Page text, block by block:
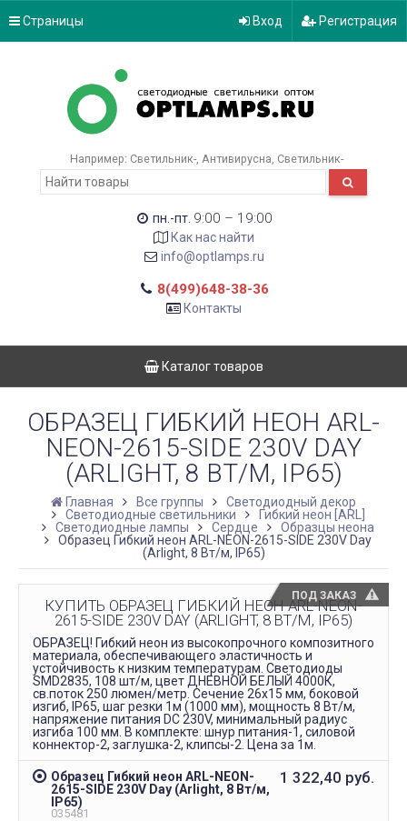
Страницы Вход Регистрация
Например: Светильник- Антивирусна Светильник-
пн.-пт. 9:00 – 19:00
Как нас найти
info@optlamps.ru
8(499)648-38-36
Контакты
Каталог товаров
ОБРАЗЕЦ ГИБКИЙ НЕОН ARL-
NEON-2615-SIDE 230V DAY
(ARLIGHT, 8 ВТ/М, IP65)
Главная Все группы
Светодиодный декор
Светодиодные светильники
Гибкий неон [ARL]
Светодиодные лампы
Сердце
Образцы неона
Образец Гибкий неон ARL-NEON-2615-SIDE 230V Day
(Arlight, 8 Вт/м, IP65)
ПОД ЗАКАЗ
КУПИТЬ ОБРАЗЕЦ ГИБКИЙ НЕОН ARL-NEON-
2615-SIDE 230V DAY (ARLIGHT, 8 ВТ/М, IP65)
ОБРАЗЕЦ! Гибкий неон из высокопрочного композитного
материала, обеспечивающего эластичность и
устойчивость к низким температурам. Светодиоды
SMD2835, 108 шт/м, цвет ДНЕВНОЙ БЕЛЫЙ 4000К,
св.поток 250 люмен/метр. Сечение 26х15 мм, боковой
изгиб, IP65, шаг резки 1м (1000 мм), мощность 8 Вт/м,
напряжение питания DC 230V, минимальный радиус
изгиба 100 мм. В комплекте: шнур питания-1, силовой
коннектор-2, заглушка-2, клипсы-2. Цена за 1м.
Образец Гибкий неон ARL-NEON-
2615-SIDE 230V Day (Arlight, 8 Вт/м,
IP65)
035481
1 322,40 руб.